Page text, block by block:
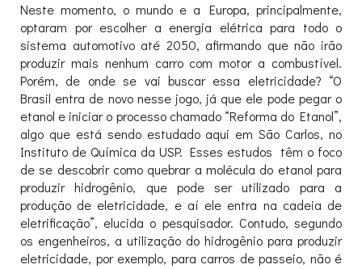
Neste momento, o mundo e a Europa, principalmente,
optaram por escolher a energia elétrica para todo o
sistema automotivo até 2050, afirmando que não irão
produzir mais nenhum carro com motor a combustível.
Porém, de onde se vai buscar essa eletricidade? “O
Brasil entra de novo nesse jogo, já que ele pode pegar o
etanol e iniciar o processo chamado “Reforma do Etanol”,
algo que está sendo estudado aqui em São Carlos, no
Instituto de Química da USP. Esses estudos têm o foco
de se descobrir como quebrar a molécula do etanol para
produzir hidrogênio, que pode ser utilizado para a
produção de eletricidade, e aí ele entra na cadeia de
eletrificação”, elucida o pesquisador. Contudo, segundo
os engenheiros, a utilização do hidrogênio para produzir
eletricidade, por exemplo, para carros de passeio, não é